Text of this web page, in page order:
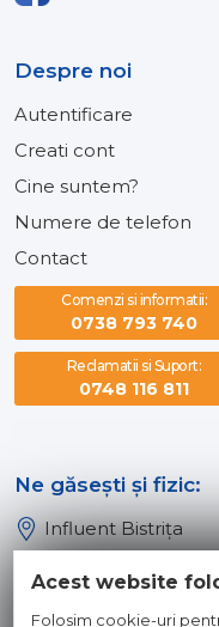
Despre noi
Autentificare
Creati cont
Cine suntem?
Numere de telefon
Contact
Comenzi si informatii:
0738 793 740
Reclamatii si Suport:
0748 116 811
Ne găsești și fizic:
Influent Bistrița
Acest website
Folosim cookie-uri